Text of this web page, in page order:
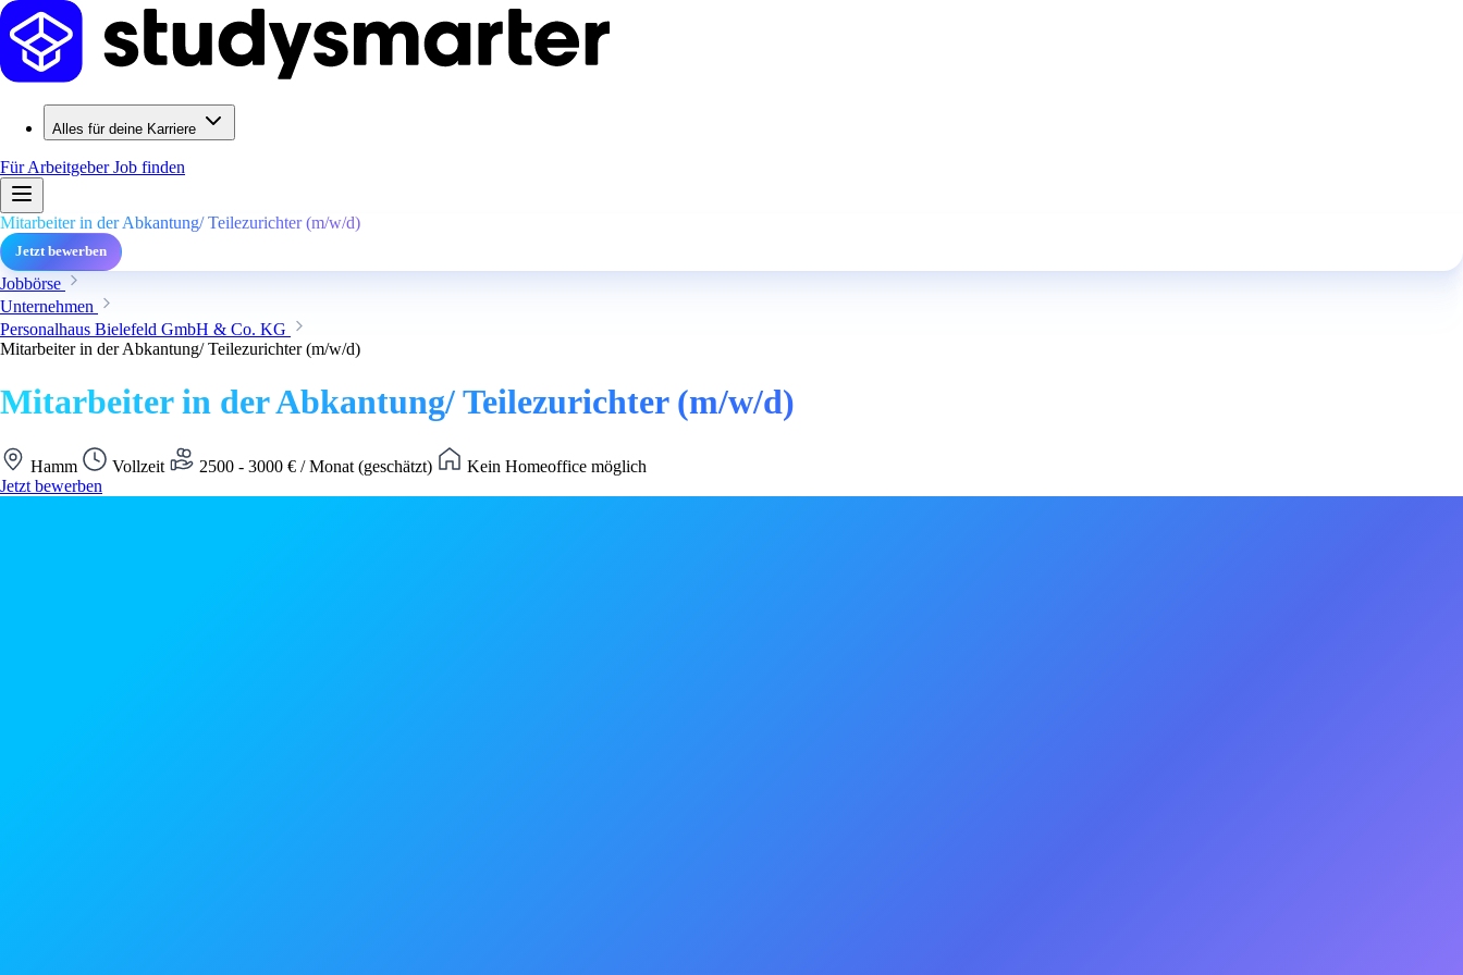
Alles für deine Karriere
Für ArbeitgeberJob finden
Mitarbeiter in der Abkantung/ Teilezurichter (m/w/d)
Jetzt bewerben
Jobbörse
Unternehmen
Personalhaus Bielefeld GmbH & Co. KG
Mitarbeiter in der Abkantung/ Teilezurichter (m/w/d)
Mitarbeiter in der Abkantung/ Teilezurichter (m/w/d)
Hamm Vollzeit 2500 - 3000 € / Monat (geschätzt)
Kein Homeoffice möglich
Jetzt bewerben